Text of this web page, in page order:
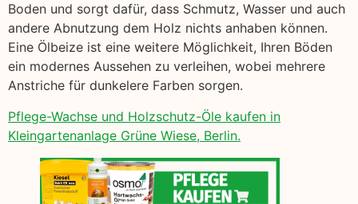
Boden und sorgt dafür, dass Schmutz, Wasser und auch
andere Abnutzung dem Holz nichts anhaben können.
Eine Ölbeize ist eine weitere Möglichkeit, Ihren Böden
ein modernes Aussehen zu verleihen, wobei mehrere
Anstriche für dunkelere Farben sorgen.
Pflege-Wachse und Holzschutz-Öle kaufen in
Kleingartenanlage Grüne Wiese, Berlin.